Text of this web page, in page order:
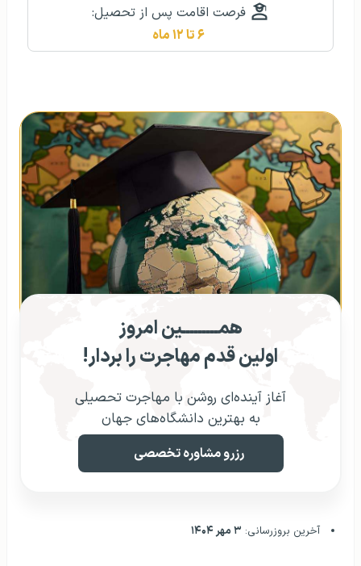
فرصت اقامت پس از تحصیل:
۶ تا ۱۲ ماه
همـــــــــین امروز
اولین قدم مهاجرت را بردار!
آغاز آینده‌ای روشن با مهاجرت تحصیلی
به بهترین دانشگاه‌های جهان
رزرو مشاوره تخصصی
آخرین بروزرسانی: ۳ مهر ۱۴۰۴